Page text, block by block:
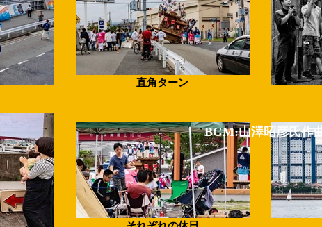
直角ターン
BGM:山澤昭彦氏